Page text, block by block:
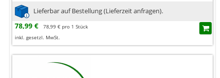
Lieferbar auf Bestellung (Lieferzeit anfragen).
78,99 €
78,99 € pro 1 Stück
inkl. gesetzl. MwSt.